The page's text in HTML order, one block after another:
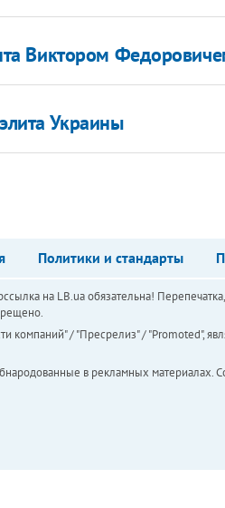
Виктором
Украины
Политики и стандарты
на LB.ua обязательна!
/ "Пресрелиз" / "Promoted",
в рекламных материалах.